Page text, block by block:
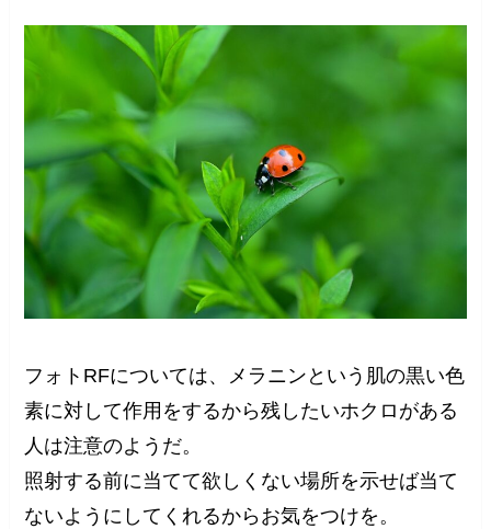
フォトRFについては、メラニンという肌の黒い色
素に対して作用をするから残したいホクロがある
人は注意のようだ。
照射する前に当てて欲しくない場所を示せば当て
ないようにしてくれるからお気をつけを。